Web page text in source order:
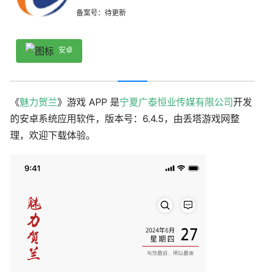
备案号：待更新
安卓
《魅力贺兰》游戏 APP 是宁夏广泰恒业传媒有限公司开发
的安卓系统应用软件，版本号：6.4.5，由丢塔游戏网整
理，欢迎下载体验。